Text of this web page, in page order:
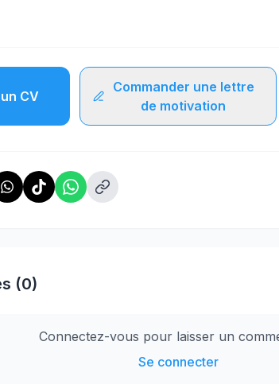
CV
Commander une lettre
de motivation
(0)
Connectez-vous pour laisser un
Se connecter